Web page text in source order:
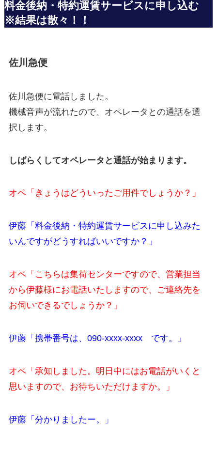
料金後納・特約運賃サービスに申し込む
※結果は散々！！
佐川急便
佐川急便に電話しました。
機械音声が流れたので、オペレータとの通話を選
択します。
しばらくしてオペレータと通話が始まります。
オペ「きょうはどういったご用件でしょうか？」
伊藤「料金後納・特約運賃サービスに申し込みた
いんですがどうすればいいですか？」
オペ「こちらは集荷センターですので、営業担当
から伊藤様にお電話いたしますので、ご連絡先を
お伺いできるでしょうか？」
伊藤「携帯番号は、090-xxxx-xxxx です。」
オペ「承知しました。明日中にはお電話がいくと
思いますので、お待ちいただけますか。」
伊藤「分かりましたー。」